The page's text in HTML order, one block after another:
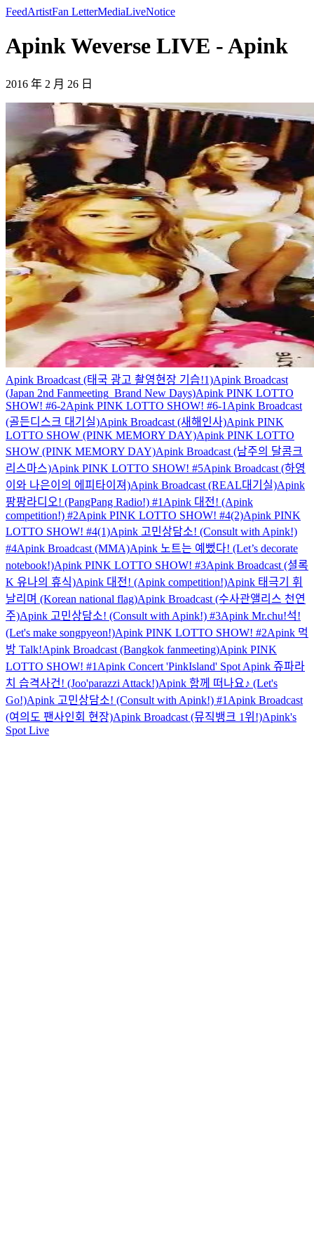
FeedArtistFan LetterMediaLiveNotice
Apink Weverse LIVE - Apink
2016 年 2 月 26 日
Apink Broadcast (태국 광고 촬영현장 기습!1)Apink Broadcast
(Japan 2nd Fanmeeting_Brand New Days)Apink PINK LOTTO
SHOW! #6-2Apink PINK LOTTO SHOW! #6-1 Apink Broadcast
(골든디스크 대기실)Apink Broadcast (새해인사)Apink PINK
LOTTO SHOW (PINK MEMORY DAY)Apink PINK LOTTO
SHOW (PINK MEMORY DAY)Apink Broadcast (남주의 달콤크
리스마스)Apink PINK LOTTO SHOW! #5Apink Broadcast (하영
이와 나은이의 에피타이져)Apink Broadcast (REAL대기실)Apink
팡팡라디오! (PangPang Radio!) #1 Apink 대전! (Apink
competition!) #2Apink PINK LOTTO SHOW! #4(2)Apink PINK
LOTTO SHOW! #4(1)Apink 고민상담소! (Consult with Apink!)
#4Apink Broadcast (MMA)Apink 노트는 예뻤다! (Let’s decorate
notebook!)Apink PINK LOTTO SHOW! #3Apink Broadcast (셜록
K 유나의 휴식)Apink 대전! (Apink competition!)Apink 태극기 휘
날리며 (Korean national flag)Apink Broadcast (수사관앨리스 천연
주)Apink 고민상담소! (Consult with Apink!) #3Apink Mr.chu!석!
(Let's make songpyeon!)Apink PINK LOTTO SHOW! #2Apink 먹
방 Talk!Apink Broadcast (Bangkok fanmeeting)Apink PINK
LOTTO SHOW! #1 Apink Concert 'PinkIsland' Spot Apink 쥬파라
치 습격사건! (Joo'parazzi Attack!)Apink 함께 떠나요♪ (Let's
Go!)Apink 고민상담소! (Consult with Apink!) #1 Apink Broadcast
(여의도 팬사인회 현장)Apink Broadcast (뮤직뱅크 1위!)Apink's
Spot Live